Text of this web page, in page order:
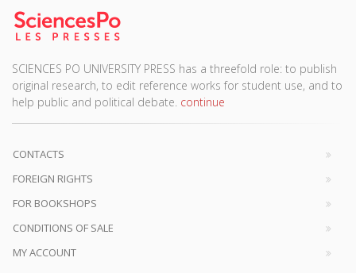
SCIENCES PO UNIVERSITY PRESS has a threefold role: to publish
original research, to edit reference works for student use, and to
help public and political debate. continue
CONTACTS
FOREIGN RIGHTS
FOR BOOKSHOPS
CONDITIONS OF SALE
MY ACCOUNT